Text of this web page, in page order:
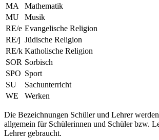
MA
Mathematik
MU
Musik
RE/e Evangelische Religion
RE/j Jüdische Religion
RE/k Katholische Religion
SOR Sorbisch
SPO Sport
SU
Sachunterricht
WE
Werken
Die Bezeichnungen Schüler und Lehrer
allgemein für Schülerinnen und Schüler bzw.
Lehrer gebraucht.